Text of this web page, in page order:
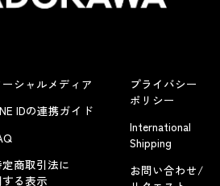
ーシャルメディア
IDの連携ガイド
商取引法に
する表示
プライバシー
ポリシー
International
Shipping
お問い合わせ/